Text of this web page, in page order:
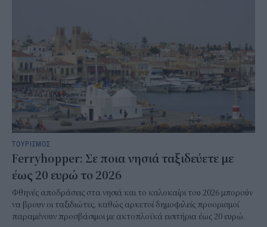
ΤΟΥΡΙΣΜΟΣ
Ferryhopper: Σε ποια νησιά ταξιδεύετε με
έως 20 ευρώ το 2026
Φθηνές αποδράσεις στα νησιά και το καλοκαίρι του 2026 μπορούν
να βρουν οι ταξιδιώτες, καθώς αρκετοί δημοφιλείς προορισμοί
παραμένουν προσβάσιμοι με ακτοπλοϊκά εισιτήρια έως 20 ευρώ.